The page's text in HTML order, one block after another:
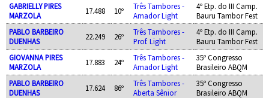
GABRIELLY PIRES
MARZOLA
17.488 10º
Três Tambores -
Amador Light
4º Etp. do III Camp.
Bauru Tambor Fest
PABLO BARBEIRO
DUENHAS
22.249 26º
Três Tambores -
Prof. Light
4º Etp. do III Camp.
Bauru Tambor Fest
GIOVANNA PIRES
MARZOLA
17.883 24º
Três Tambores -
Amador Light
35º Congresso
Brasileiro ABQM
PABLO BARBEIRO
DUENHAS
17.624 86º
Três Tambores -
Aberta Sênior
35º Congresso
Brasileiro ABQM